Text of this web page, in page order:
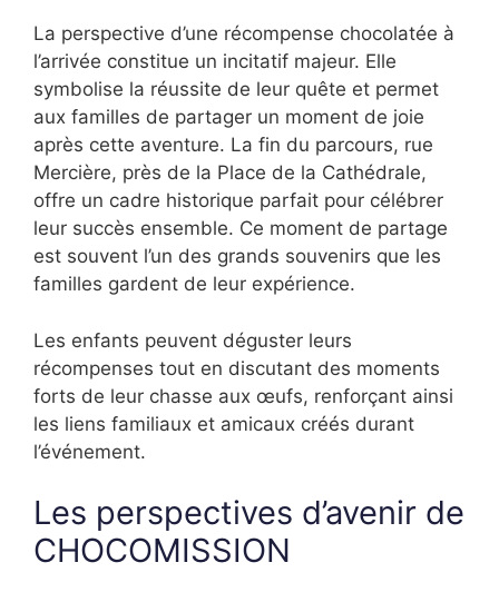
La perspective d’une récompense chocolatée à
l’arrivée constitue un incitatif majeur. Elle
symbolise la réussite de leur quête et permet
aux familles de partager un moment de joie
après cette aventure. La fin du parcours, rue
Mercière, près de la Place de la Cathédrale,
offre un cadre historique parfait pour célébrer
leur succès ensemble. Ce moment de partage
est souvent l’un des grands souvenirs que les
familles gardent de leur expérience.
Les enfants peuvent déguster leurs
récompenses tout en discutant des moments
forts de leur chasse aux œufs, renforçant ainsi
les liens familiaux et amicaux créés durant
l’événement.
Les perspectives d’avenir de
CHOCOMISSION